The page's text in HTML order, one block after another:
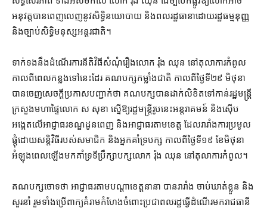
អនុវត្ត​បាន​ពេញលេញ​នូវ​សិទ្ធិ​នយោបាយ និង​ពលរដ្ឋ​ធានា​ដោយ​រដ្ឋធម្មនុញ្ញ
និង​ច្បាប់​សិទ្ធិមនុស្ស​អន្តរជាតិ។
ទាក់ទង​នឹង​ដំណើរការ​នីតិវិធី​សំណុំរឿង​លោក រ៉ុង ឈុន នៅ​តុលាការ​កំពូល​
កាល​ពី​ពេល​កន្លងទៅ​នេះ​ដែរ គណបក្ស​កម្លាំង​ជាតិ កាលពី​ថ្ងៃទី​២៩ មិថុនា
បាន​ចេញ​សេចក្តី​ប្រកាស​បញ្ជាក់​ថា គណបក្ស​បាន​ដាក់​លិខិត​ទៅកាន់​រដ្ឋមន្ត្រី
ក្រសួង​មហាផ្ទៃ​លោក ស សុខា ស្នើ​ឱ្យ​រដ្ឋមន្ត្រី​រូប​នេះ​អន្តរាគមន៍ និង​ស៊ើប
អង្កេត​លើ​អាជ្ញាធរ​ខណ្ឌដូនពេញ និង​អាជ្ញាធរ​តាម​ខេត្ត ដែល​រារាំង​ការ​ប្រមូល
ផ្ដុំ​ដោយ​សន្តិវិធី​របស់​សមាជិក និង​អ្នកគាំទ្រ​បក្ស កាលពី​ថ្ងៃទី​១៩ ខែមិថុនា
អំឡុង​ពេល​ឡើង​មក​គាំទ្រ​ទីប្រឹក្សា​បក្ស​លោក រ៉ុង ឈុន នៅ​តុលាការ​កំពូល។
គណបក្ស​ចោទ​ថា អាជ្ញាធរ​តាម​បណ្តា​ខេត្ត​នានា បាន​រារាំង ចាប់​ឃាត់ខ្លួន និង​
សួរនាំ រួម​ទាំង​ប្រើ​ពាក្យ​គំរាមកំហែង​ចំពោះ​ប្រជាពលរដ្ឋ​ធ្វើដំណើរ​មក​រាជធានី​